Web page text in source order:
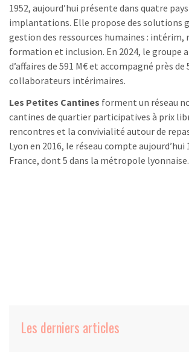
1952, aujourd’hui présente dans quatre
implantations. Elle propose des solutions
gestion des ressources humaines :
formation et inclusion. En 2024, le groupe
d’affaires de 591 M€ et accompagné près de
collaborateurs intérimaires.
Les Petites Cantines forment un réseau
cantines de quartier participatives à prix
rencontres et la convivialité autour de
Lyon en 2016, le réseau compte aujourd’hui
France, dont 5 dans la métropole lyonnaise.
Les derniers articles